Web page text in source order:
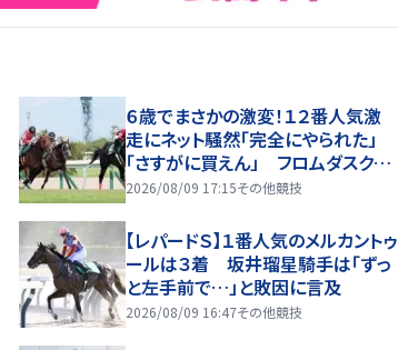
６歳でまさかの激変！１２番人気激
走にネット騒然「完全にやられた」
「さすがに買えん」 フロムダスクが
重賞初制覇
2026/08/09 17:15その他競技
【レパードＳ】１番人気のメルカントゥ
ールは３着 坂井瑠星騎手は「ずっ
と左手前で…」と敗因に言及
2026/08/09 16:47その他競技